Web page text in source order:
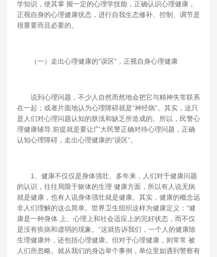
学知识，使其掌 握一定的心理学技能，正确认识心理健康，
正视自身的心理健康状态，进行自我生态修补、控制、调节是
很重要而且必要的。
（一）走出心理健康的“误区”，正视自身心理健康
说到心理问题，不少人自然而然地会把它与精神失常联系
在一起；或者片面地认为心理障碍就是“神经病”。其实，这只
是人们对心理问题认知的肤浅和缺乏所造成的。所以，民警心
理健康辅导,前提就是要让广大民警正确对待心理问题，正确
认知心理障碍，走出心理健康的“误区”。
1、健康不仅仅是身体强壮。多年来，人们对于健康问题
的认识，往往局限于躯体的生理 健康方面，所以有人说无病
就是健康，也有人说身体强壮就是健康。其实，健康的概念远
非人们理解的这么简单。世界卫生组织这样为健康定义：“健
康是一种身体 上、心理上和社会适应上的完好状态，而不仅
是没有疾病和虚弱的现象。”这就告诉我们，一个人的健康除
生理健康外，还包括心理健康。但对于心理健康，则常常 被
人们所忽略。就从我们的身边举个事例，单位里如遇到警察有